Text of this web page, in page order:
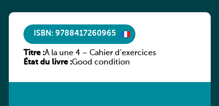
ISBN: 9788417260965
Titre :À la une 4 – Cahier d’exercices
État du livre :Good condition